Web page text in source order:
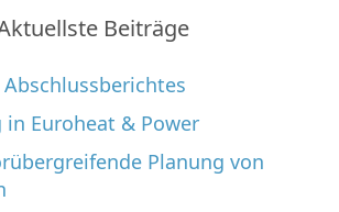
Beiträge
Euroheat & Power
Planung von